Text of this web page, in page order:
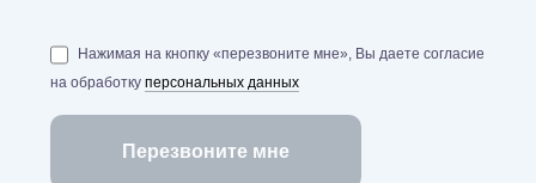
Нажимая на кнопку «перезвоните мне», Вы даете согласие
на обработку персональных данных